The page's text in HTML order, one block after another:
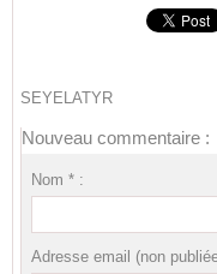
SEYELATYR
Nouveau commentaire :
Nom * :
Adresse email (non